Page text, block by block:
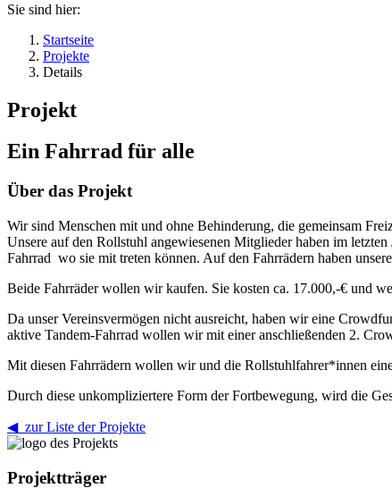
Sie sind hier:
Startseite
Projekte
Details
Projekt
Ein Fahrrad für alle
Über das Projekt
Wir sind Menschen mit und ohne Behinderung, die gemeinsam
Unsere auf den Rollstuhl angewiesenen Mitglieder haben im
Fahrrad wo sie mit treten können. Auf den Fahrrädern haben
Beide Fahrräder wollen wir kaufen. Sie kosten ca. 17.000,-€ und
Da unser Vereinsvermögen nicht ausreicht, haben wir eine
aktive Tandem-Fahrrad wollen wir mit einer anschließenden 2.
Mit diesen Fahrrädern wollen wir und die Rollstuhlfahrer*innen
Durch diese unkompliziertere Form der Fortbewegung, wird die
◀ zur Liste der Projekte
Projektträger